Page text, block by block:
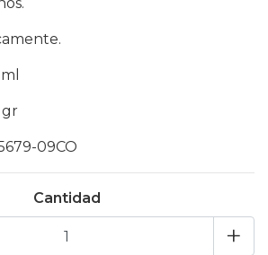
gr
09CO
Cantidad
+